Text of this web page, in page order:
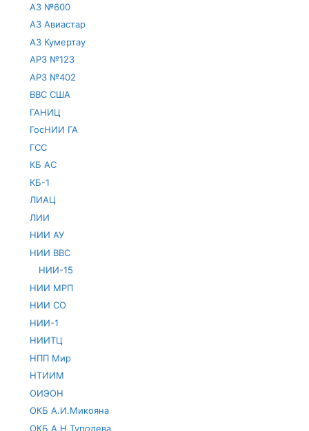
АЗ №600
АЗ Авиастар
АЗ Кумертау
АРЗ №123
АРЗ №402
ВВС США
ГАНИЦ
ГосНИИ ГА
ГСС
КБ АС
КБ-1
ЛИАЦ
ЛИИ
НИИ АУ
НИИ ВВС
НИИ-15
НИИ МРП
НИИ СО
НИИ-1
НИИТЦ
НПП Мир
НТИИМ
ОИЭОН
ОКБ А.И.Микояна
ОКБ А.Н.Туполева